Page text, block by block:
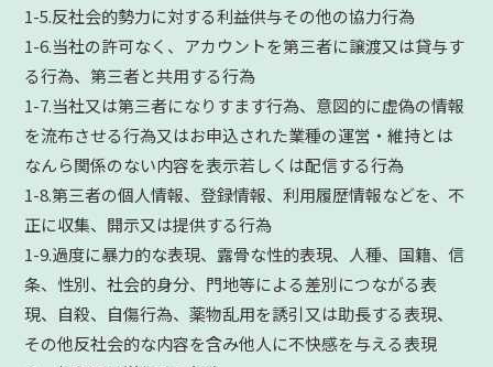
1-5.反社会的勢力に対する利益供与その他の協力行為
1-6.当社の許可なく、アカウントを第三者に譲渡又は貸与す
る行為、第三者と共用する行為
1-7.当社又は第三者になりすます行為、意図的に虚偽の情報
を流布させる行為又はお申込された業種の運営・維持とは
なんら関係のない内容を表示若しくは配信する行為
1-8.第三者の個人情報、登録情報、利用履歴情報などを、不
正に収集、開示又は提供する行為
1-9.過度に暴力的な表現、露骨な性的表現、人種、国籍、信
条、性別、社会的身分、門地等による差別につながる表
現、自殺、自傷行為、薬物乱用を誘引又は助長する表現、
その他反社会的な内容を含み他人に不快感を与える表現